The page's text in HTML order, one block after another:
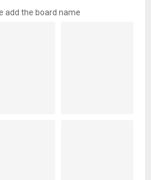
add the board name